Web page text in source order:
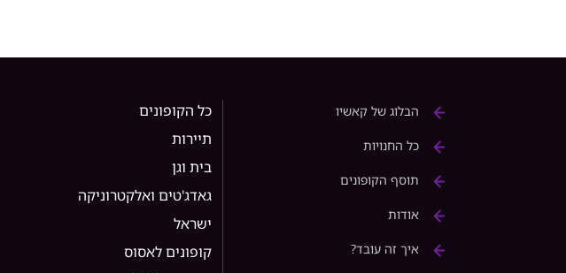
הבלוג של קאשיו
כל החנויות
תוסף הקופונים
אודות
איך זה עובד?
כל הקופונים
תיירות
בית וגן
גאדג'טים ואלקטרוניקה
ישראל
קופונים לאסוס